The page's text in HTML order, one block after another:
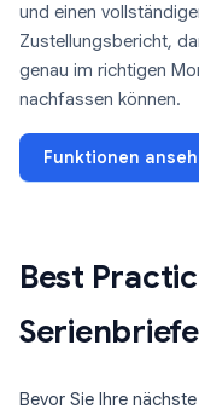
und einen
Zustellungsbericht,
genau im richtigen
nachfassen können.
Funktionen
Best
Serienbriefe
Bevor Sie Ihre